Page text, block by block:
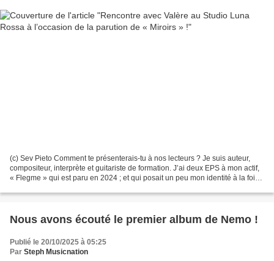
(c) Sev Pieto Comment te présenterais-tu à nos lecteurs ? Je suis auteur,
compositeur, interprète et guitariste de formation. J’ai deux EPS à mon actif,
« Flegme » qui est paru en 2024 ; et qui posait un peu mon identité à la fois
Nous avons écouté le premier album de Nemo !
Publié le 20/10/2025 à 05:25
Par Steph Musicnation